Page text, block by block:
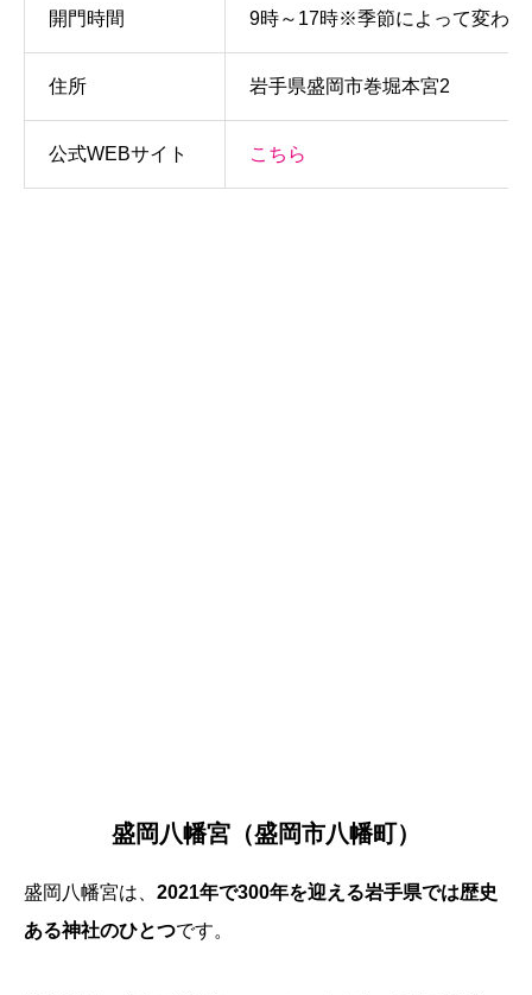
開門時間 9時～17時※季節によって変わ
住所 岩手県盛岡市巻堀本宮2
公式WEBサイト こちら
盛岡八幡宮（盛岡市八幡町）
盛岡八幡宮は、 2021年で300年を迎える岩手県では歴史
ある神社のひとつです。